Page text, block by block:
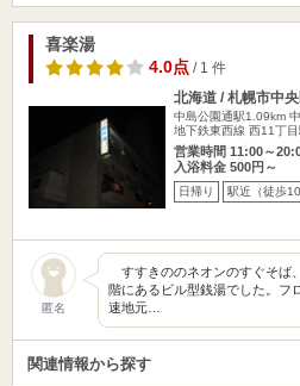
喜楽湯
4.0点/ 1 件
北海道 / 札幌市中
中島公園通駅1.09km
地下鉄東西線 西11丁
営業時間 11:00～
入浴料金 500円～
日帰り 駅近（徒歩10
匿名
すすきののネオンのすぐそば
階にあるビル型銭湯でした。フ
速地元…
関連情報から探す